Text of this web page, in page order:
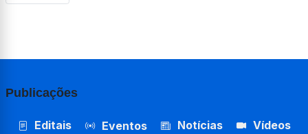
Publicações
Editais Eventos Notícias Vídeos